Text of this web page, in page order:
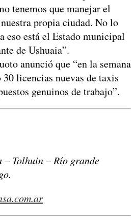
tenemos que manejar el
propia ciudad. No lo
eso está el Estado municipal
de Ushuaia”.
anunció que “en la semana
30 licencias nuevas de taxis
genuinos de trabajo”.
Tolhuin – Río grande